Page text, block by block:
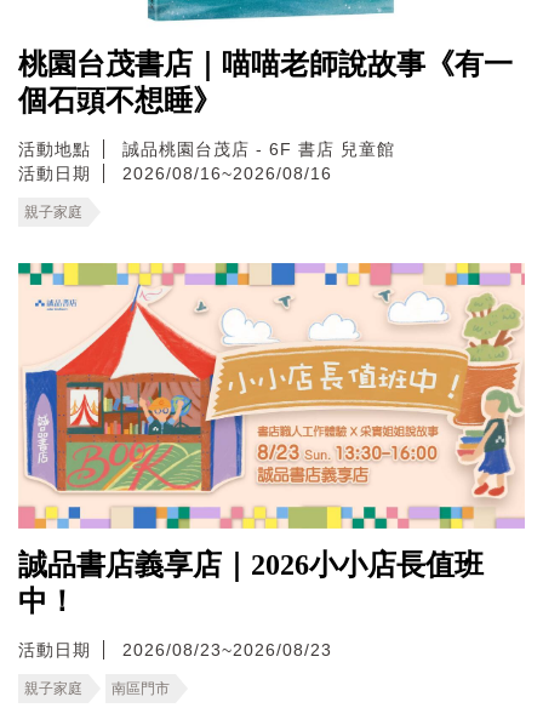
桃園台茂書店｜喵喵老師說故事《有一
個石頭不想睡》
活動地點
誠品桃園台茂店 - 6F 書店 兒童館
活動日期
2026/08/16~2026/08/16
親子家庭
誠品書店義享店｜2026小小店長值班
中！
活動日期 2026/08/23~2026/08/23
親子家庭 南區門市